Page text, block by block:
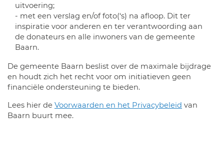
uitvoering;
- met een verslag en/of foto(‘s) na afloop. Dit ter
inspiratie voor anderen en ter verantwoording aan
de donateurs en alle inwoners van de gemeente
Baarn.
De gemeente Baarn beslist over de maximale bijdrage
en houdt zich het recht voor om initiatieven geen
financiële ondersteuning te bieden.
Lees hier de Voorwaarden en het Privacybeleid van
Baarn buurt mee.